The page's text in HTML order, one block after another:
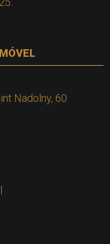
Nadolny, 60